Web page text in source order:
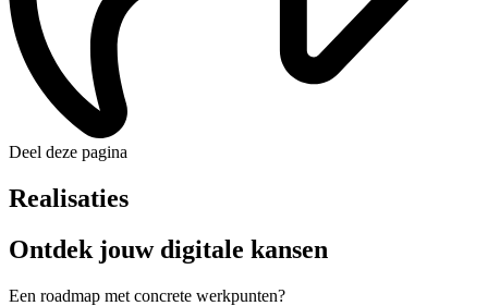
Deel deze pagina
Realisaties
Ontdek jouw digitale kansen
Een roadmap met concrete werkpunten?